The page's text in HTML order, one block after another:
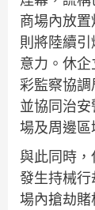
商場內放
則將陸續
意力。休
彩監察協調
並協同治
場及周邊區
與此同時
發生持械
場內搶劫